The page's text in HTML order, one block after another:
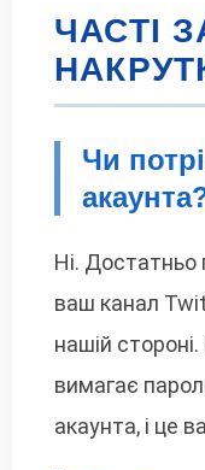
ЧАСТІ
Чи
Ні. Достатньо
ваш канал
нашій
вимагає
акаунта, і це